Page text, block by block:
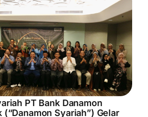
PT Bank Danamon
(“Danamon Syariah”) Gelar